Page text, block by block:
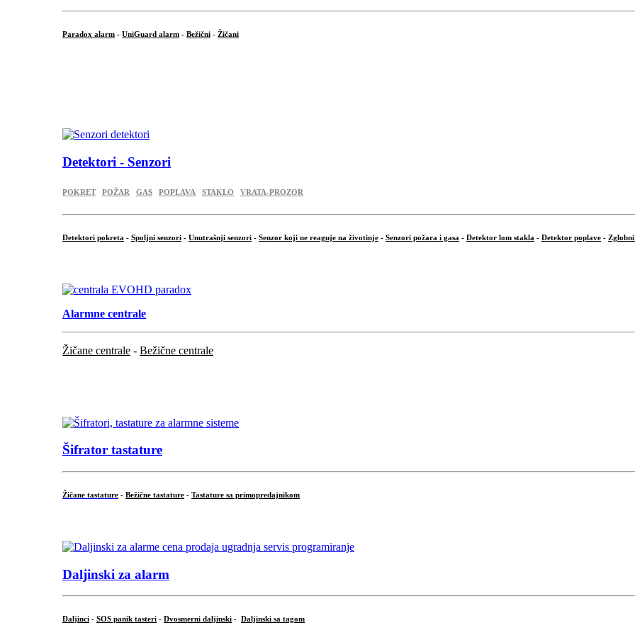
Paradox alarm - UniGuard alarm - Bežični - Žičani
Detektori - Senzori
POKRET POŽAR GAS POPLAVA STAKLO VRATA-PROZOR
Detektori pokreta - Spoljni senzori - Unutrašnji senzori - Senzor koji ne reaguje na životinje - Senzori požara i gasa - Detektor lom stakla - Detektor poplave - Zglobni
Alarmne centrale
Žičane centrale - Bežične centrale
Šifrator tastature
Žičane tastature - Bežične tastature - Tastature sa primopredajnikom
Daljinski za alarm
Daljinci - SOS panik tasteri - Dvosmerni daljinski - Daljinski sa tagom